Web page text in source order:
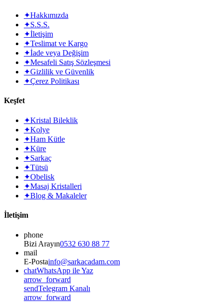
✦Hakkımızda
✦S.S.S.
✦İletişim
✦Teslimat ve Kargo
✦İade veya Değişim
✦Mesafeli Satış Sözleşmesi
✦Gizlilik ve Güvenlik
✦Çerez Politikası
Keşfet
✦Kristal Bileklik
✦Kolye
✦Ham Kütle
✦Küre
✦Sarkaç
✦Tütsü
✦Obelisk
✦Masaj Kristalleri
✦Blog & Makaleler
İletişim
phone
Bizi Arayın0532 630 88 77
mail
E-Postainfo@sarkacadam.com
chatWhatsApp ile Yaz
arrow_forward
sendTelegram Kanalı
arrow_forward